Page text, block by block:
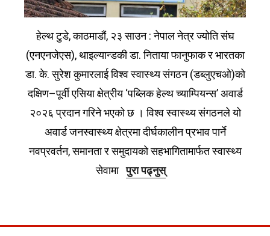
हेल्थ टुडे, काठमाडौं, २३ साउन : नेपाल नेत्र ज्योति संघ
(एनएनजेएस), थाइल्यान्डकी डा. निताया फानुफाक र भारतका
डा. के. सुरेश कुमारलाई विश्व स्वास्थ्य संगठन (डब्लुएचओ)को
दक्षिण–पूर्वी एसिया क्षेत्रीय ‘पब्लिक हेल्थ च्याम्पियन्स’ अवार्ड
२०२६ प्रदान गरिने भएको छ । विश्व स्वास्थ्य संगठनले यो
अवार्ड जनस्वास्थ्य क्षेत्रमा दीर्घकालीन प्रभाव पार्ने
नवप्रवर्तन, समानता र समुदायको सहभागितामार्फत स्वास्थ्य
सेवामापुरा पढ्नुस्